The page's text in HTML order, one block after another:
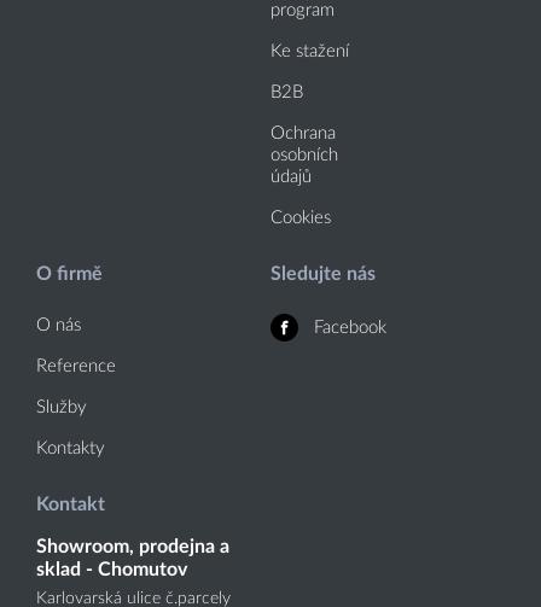
program
Ke stažení
B2B
Ochrana
osobních
údajů
Cookies
O firmě
O nás
Reference
Služby
Kontakty
Sledujte nás
Facebook
Kontakt
Showroom, prodejna a
sklad - Chomutov
Karlovarská ulice č.parcely